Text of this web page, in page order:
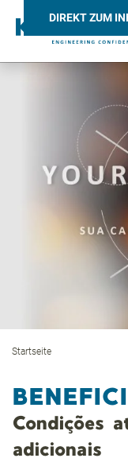
DIREKT ZUM
Startseite
Condições
adicionais